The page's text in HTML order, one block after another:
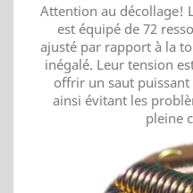
Attention au décollage!
est équipé de 72
ajusté par rapport à la
inégalé. Leur tension
offrir un saut
ainsi évitant les
pleine